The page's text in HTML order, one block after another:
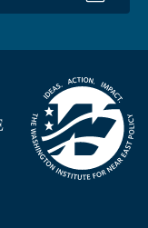
Homepage